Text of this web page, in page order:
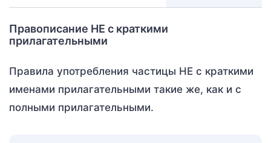
Правописание НЕ с краткими
прилагательными
Правила употребления частицы НЕ с краткими
именами прилагательными такие же, как и с
полными прилагательными.